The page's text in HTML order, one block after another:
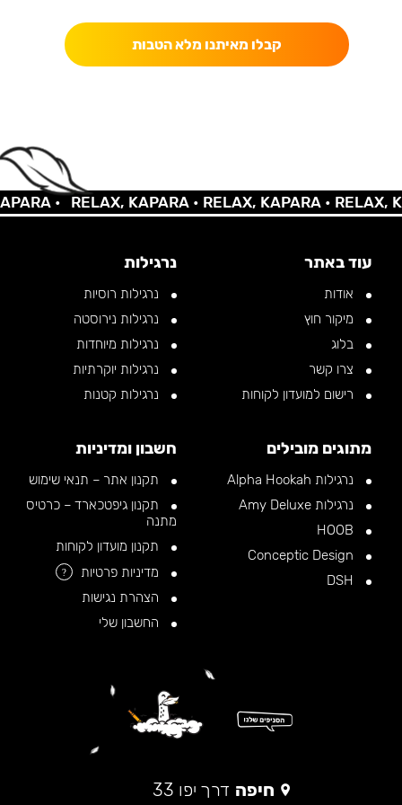
קבלו מאיתנו מלא הטבות
• RELAX, KAPARA •RELAX, KAPARA •RELAX,
עוד באתר
אודות
מיקור חוץ
בלוג
צרו קשר
רישום למועדון לקוחות
נרגילות
נרגילות רוסיות
נרגילות נירוסטה
נרגילות מיוחדות
נרגילות יוקרתיות
נרגילות קטנות
מתוגים מובילים
נרגילות Alpha Hookah
נרגילות Amy Deluxe
חשבון ומדיניות
תקנון אתר – תנאי שימוש
תקנון גיפטכארד – כרטיס
מתנה
תקנון מועדון לקוחות
מדיניות פרטיות
?
הצהרת נגישות
החשבון שלי
חיפה דרך יפו 33